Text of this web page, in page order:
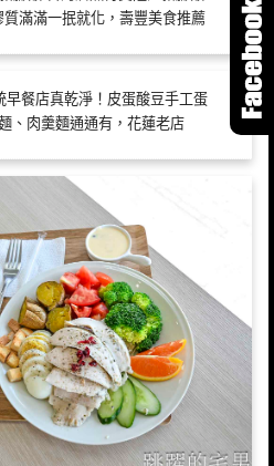
滿滿一抿就化，壽豐美食推薦
早餐店真乾淨！皮蛋酸豆手工蛋
、肉羹麵通通有，花蓮老店